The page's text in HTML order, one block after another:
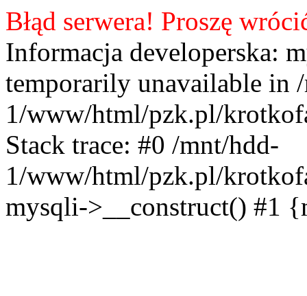
Błąd serwera! Proszę
Informacja developerska:
temporarily unavailable in
1/www/html/pzk.pl/
Stack trace: #0 /mnt/hdd-
1/www/html/pzk.pl/
mysqli->__construct() #1